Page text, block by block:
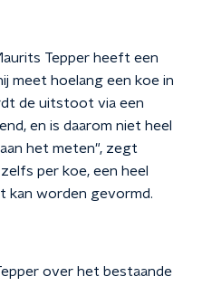
Tepper heeft een
meet hoelang een koe in
de uitstoot via een
en is daarom niet heel
het meten", zegt
per koe, een heel
kan worden gevormd.
over het bestaande